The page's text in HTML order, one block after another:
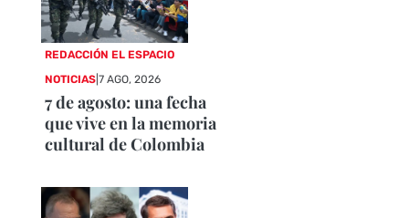
REDACCIÓN EL ESPACIO
NOTICIAS |7 AGO, 2026
7 de agosto: una fecha
que vive en la memoria
cultural de Colombia